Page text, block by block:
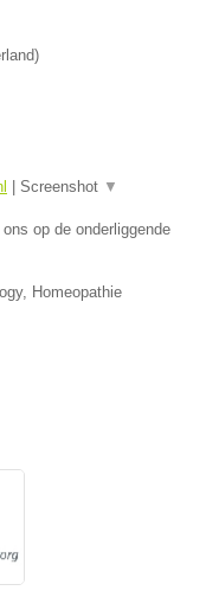
)
| Screenshot ▼
op de onderliggende
Homeopathie